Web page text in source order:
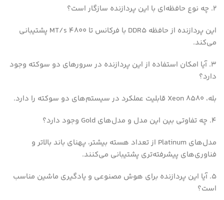
2. چه نوع حافظه‌ای با این پردازنده سازگار است؟
این پردازنده از حافظه DDR5 با فرکانس تا 4800 MT/s پشتیبانی
می‌کند.
3. آیا امکان استفاده از این پردازنده در سرورهای دو سوکته وجود
دارد؟
بله، Xeon 8580 قابلیت عملکرد در سیستم‌های دو سوکته را دارد.
4. چه تفاوتی بین این مدل و مدل‌های Gold وجود دارد؟
مدل‌های Platinum از تعداد هسته بیشتر، پهنای باند بالاتر و
فناوری‌های پیشرفته‌تری پشتیبانی می‌کنند.
5. آیا این پردازنده برای هوش مصنوعی و یادگیری ماشین مناسب
است؟